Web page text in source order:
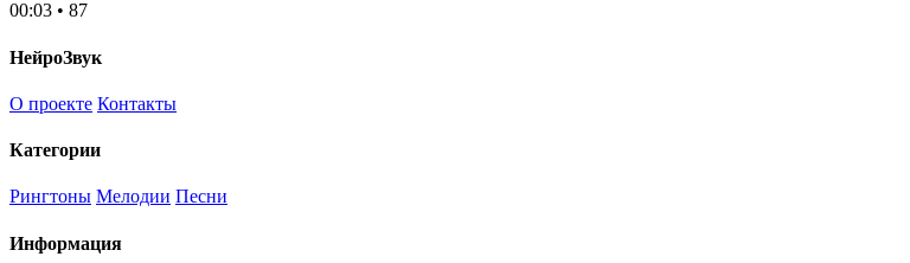
00:03 • 87
НейроЗвук
О проекте Контакты
Категории
Рингтоны Мелодии Песни
Информация